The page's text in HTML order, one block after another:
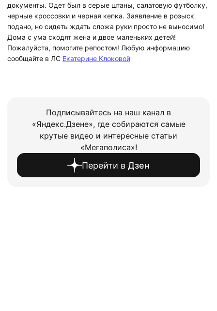
документы. Одет был в серые штаны, салатовую футболку,
черные кроссовки и черная кепка. Заявление в розыск
подано, но сидеть ждать сложа руки просто не выносимо!
Дома с ума сходят жена и двое маленьких детей!
Пожалуйста, помогите репостом! Любую информацию
сообщайте в ЛС Екатерине Клоковой
Подписывайтесь на наш канал в
«Яндекс.Дзене», где собираются самые
крутые видео и интересные статьи
«Мегаполиса»!
Перейти в Дзен